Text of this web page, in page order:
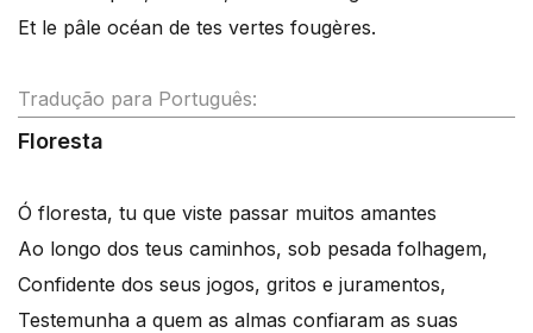
Et le pâle océan de tes vertes fougères.
Tradução para Português:
Floresta
Ó floresta, tu que viste passar muitos amantes
Ao longo dos teus caminhos, sob pesada folhagem,
Confidente dos seus jogos, gritos e juramentos,
Testemunha a quem as almas confiaram as suas